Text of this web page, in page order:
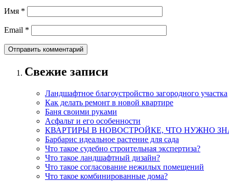
Имя *
Email *
Свежие записи
Ландшафтное благоустройство загородного участка
Как делать ремонт в новой квартире
Баня своими руками
Асфальт и его особенности
КВАРТИРЫ В НОВОСТРОЙКЕ, ЧТО НУЖНО
Барбарис идеальное растение для сада
Что такое судебно строительная экспертиза?
Что такое ландшафтный дизайн?
Что такое согласование нежилых помещений
Что такое комбинированные дома?